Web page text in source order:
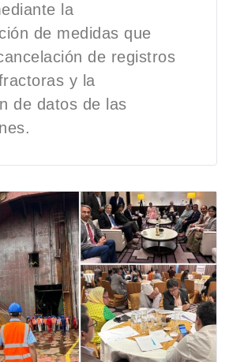
la
de medidas que
de registros
y la
de datos de las